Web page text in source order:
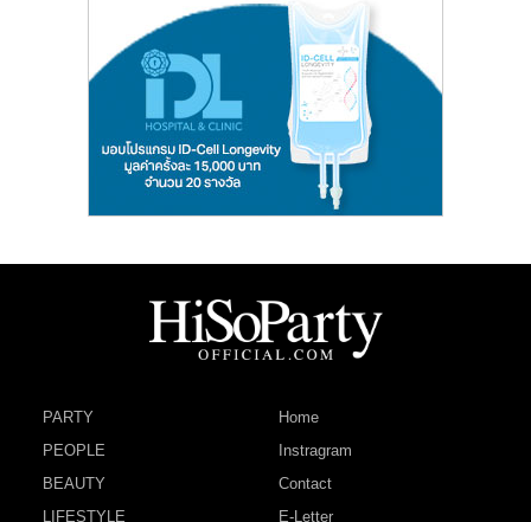
PARTY
PEOPLE
BEAUTY
LIFESTYLE
Home
Instragram
Contact
E-Letter